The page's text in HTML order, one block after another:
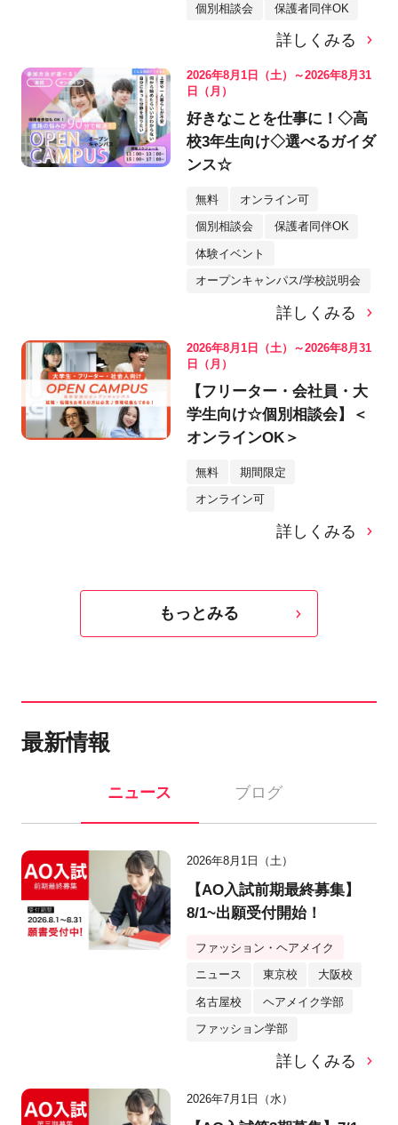
個別相談会 保護者同伴OK
詳しくみる
2026年8月1日（土）～2026年8月31
日（月）
好きなことを仕事に！◇高
校3年生向け◇選べるガイダ
ンス☆
無料 オンライン可
個別相談会 保護者同伴OK
体験イベント
オープンキャンパス/学校説明会
詳しくみる
2026年8月1日（土）～2026年8月31
日（月）
【フリーター・会社員・大
学生向け☆個別相談会】＜
オンラインOK＞
無料 期間限定
オンライン可
詳しくみる
もっとみる
最新情報
ニュース ブログ
2026年8月1日（土）
【AO入試前期最終募集】
8/1~出願受付開始！
ファッション・ヘアメイク
ニュース 東京校 大阪校
名古屋校 ヘアメイク学部
ファッション学部
詳しくみる
2026年7月1日（水）